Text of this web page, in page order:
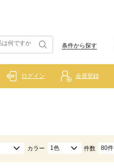
条件から探す
ログイン 会員登録
カラー 1色 件数 80件